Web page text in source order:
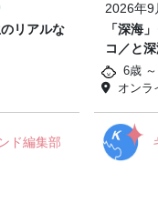
リアルな
ド編集部
2026年9
「深海
コ／と
6歳
オンラ